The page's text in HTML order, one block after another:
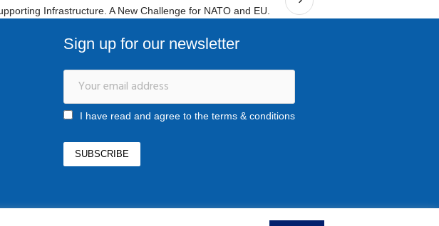
Infrastructure. A New Challenge for NATO and EU.
Sign up for our newsletter
I have read and agree to the terms & conditions